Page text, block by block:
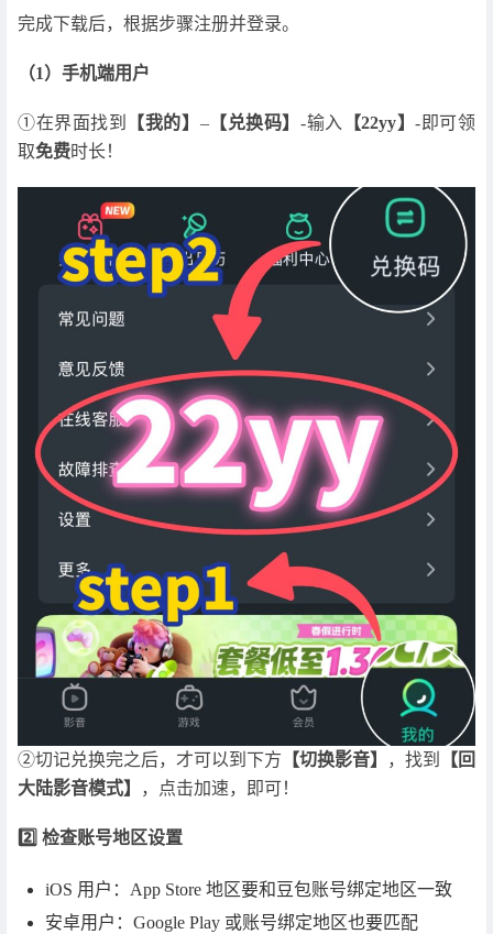
完成下载后，根据步骤注册并登录。
（1）手机端用户
①在界面找到 【我的】 –【兑换码】 -输入 【22yy】-即可领
取免费时长！
②切记兑换完之后，才可以到下方 【切换影音】 ，找到
【回
大陆影音模式】
，点击加速，即可！
2️⃣ 检查账号地区设置
iOS 用户：App Store 地区要和豆包账号绑定地区一致
安卓用户：Google Play 或账号绑定地区也要匹配